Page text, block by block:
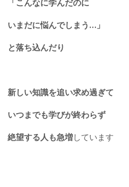
「こんなに学んだのに
いまだに悩んでしまう…」
と落ち込んだり
新しい知識を追い求め過ぎて
いつまでも学びが終わらず
絶望する人も急増しています